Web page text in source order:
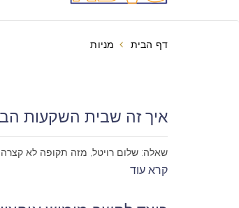
דף הבית מניות
איך זה שבית השקעות הבטיח לי 0.8% ובפועל אני
שאלה: שלום רויטל, מזה תקופה לא קצרה, אנו מנהלים תיק השקעות של כ-2 מיליון ש"ח באחד מבתי
קרא עוד